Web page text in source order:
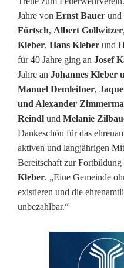
a
n
z
Jahre von Ernst Bauer und
Fürtsch, Albert Gollwitzer,
Kleber, Hans Kleber und
für 40 Jahre ging an Josef
Jahre an Johannes Kleber
Manuel Demleitner,
und Alexander
Reindl und Melanie
Dankeschön für das
aktiven und langjährigen
Bereitschaft zur
Kleber. „Eine Gemeinde
existieren und die
unbezahlbar.“